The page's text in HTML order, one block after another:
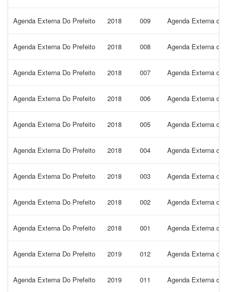
Agenda Externa Do Prefeito 2018 009 Agenda Externa do
Agenda Externa Do Prefeito 2018 008 Agenda Externa do
Agenda Externa Do Prefeito 2018 007 Agenda Externa do
Agenda Externa Do Prefeito 2018 006 Agenda Externa do
Agenda Externa Do Prefeito 2018 005 Agenda Externa do
Agenda Externa Do Prefeito 2018 004 Agenda Externa do
Agenda Externa Do Prefeito 2018 003 Agenda Externa do
Agenda Externa Do Prefeito 2018 002 Agenda Externa do
Agenda Externa Do Prefeito 2018 001 Agenda Externa do
Agenda Externa Do Prefeito 2019 012 Agenda Externa do
Agenda Externa Do Prefeito 2019 011 Agenda Externa do